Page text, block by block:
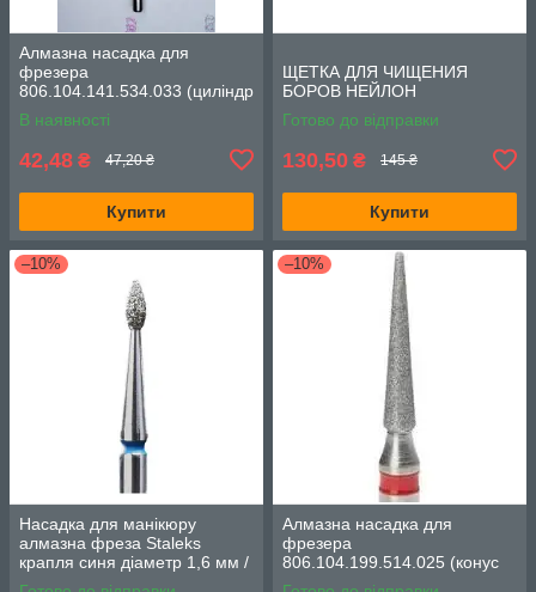
Алмазна насадка для
фрезера
806.104.141.534.033 (циліндр
напівсфера, d-3.3 мм, зелена
насічка)
В наявності
42,48 ₴ 47,20 ₴
Купити
ЩЕТКА ДЛЯ ЧИЩЕНИЯ
БОРОВ НЕЙЛОН
Готово до відправки
130,50 ₴ 145 ₴
Купити
–10%
Насадка для манікюру
алмазна фреза Staleks
крапля синя діаметр 1,6 мм /
FA40B016/4K робоча частина
–10%
Алмазна насадка для
фрезера
806.104.199.514.025 (конус
напівсфера, d-2.5 мм,